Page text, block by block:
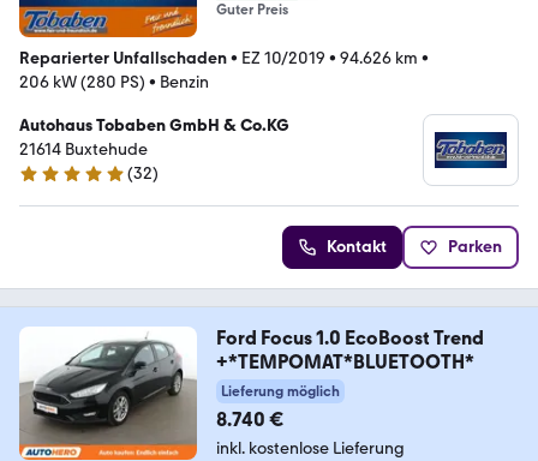
Guter Preis
Reparierter Unfallschaden• EZ 10/2019 • 94.626 km •
206 kW (280 PS) • Benzin
Autohaus Tobaben GmbH & Co.KG
21614 Buxtehude
4.9 Sterne
(32)
Kontakt Parken
Ford Focus 1.0 EcoBoost Trend
+*TEMPOMAT*BLUETOOTH*
Lieferung möglich
8.740 €
inkl. kostenlose Lieferung